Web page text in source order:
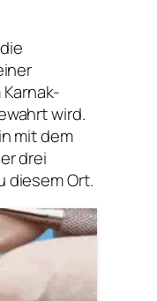
wird.
mit dem
drei
diesem Ort.